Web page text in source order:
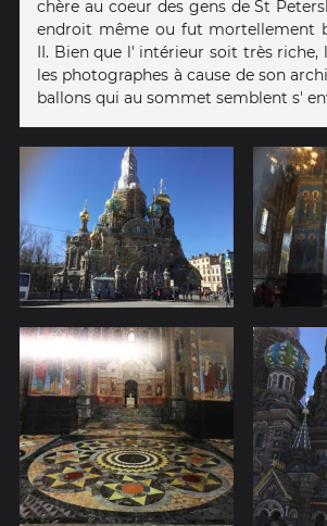
chère au coeur des gens de St
endroit même ou fut mortellement
II. Bien que l' intérieur soit très
les photographes à cause de son
ballons qui au sommet semblent s'